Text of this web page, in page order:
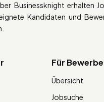
Businessknight erhalten
Kandidaten und
Für
Übersicht
Jobsuche